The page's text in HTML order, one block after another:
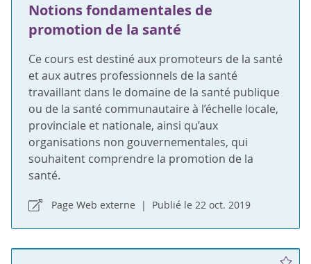
Notions fondamentales de
promotion de la santé
Ce cours est destiné aux promoteurs de la santé
et aux autres professionnels de la santé
travaillant dans le domaine de la santé publique
ou de la santé communautaire à l’échelle locale,
provinciale et nationale, ainsi qu’aux
organisations non gouvernementales, qui
souhaitent comprendre la promotion de la
santé.
Page Web externe Publié le 22 oct. 2019